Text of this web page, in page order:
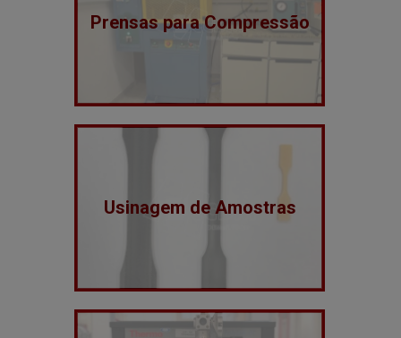
Prensas para Compressão
Usinagem de Amostras